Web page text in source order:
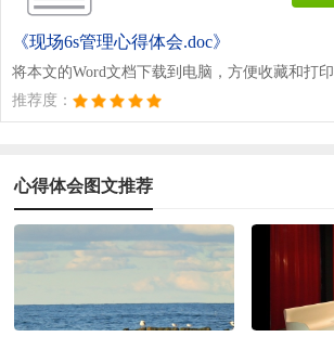
《现场6s管理心得体会.doc》
将本文的Word文档下载到电脑，方便收藏和打印
推荐度：
心得体会图文推荐